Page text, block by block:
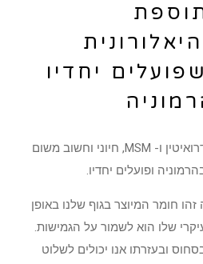
יחדיו
השילוב בין גלוקוזמין, כונדרואיטין ו- MSM, חיוני וחשוב משום
ופועלים יחדיו.
זהו חומר המיוצר בגוף שלנו באופן
שלו הוא לשמור על הגמישות.
ובעזרתו אנו יכולים לשלוט